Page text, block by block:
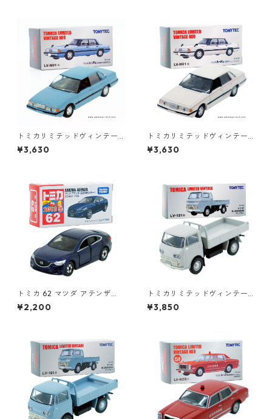
トミカリミテッドヴィンテー
ジネオ LV-N01a マツダ ルー
チェ XG-S 2000EGI #102115
¥3,630
トミカリミテッドヴィンテー
ジネオ LV-N01b マツダ ルー
チェ #10211587
¥3,630
トミカ 62 マツダ アテンザ
（初回特別カラー）#1047471
5
¥2,200
トミカリミテッドヴィンテー
ジ LV-121b マツダ E2000 ダ
ンプカー #36242697
¥3,850